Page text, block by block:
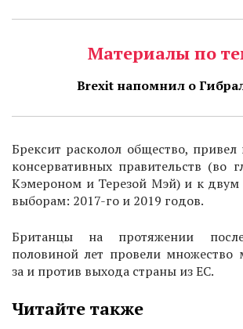
Материалы по
Brexit напомнил о
Брексит расколол общество, привел
консервативных правительств (во
Кэмероном и Терезой Мэй) и к двум
выборам: 2017-го и 2019 годов.
Британцы на протяжении
половиной лет провели множество
за и против выхода страны из ЕС.
Читайте также